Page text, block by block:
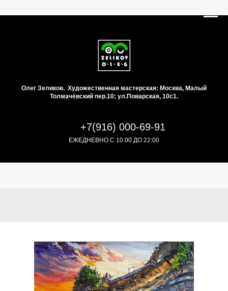
Олег Зеликов. Художественная мастерская: Москва, Малый
Толмачёвский пер.10; ул.Поварская, 10с1.
+7(916) 000-69-91
ЕЖЕДНЕВНО С 10:00 ДО 22:00